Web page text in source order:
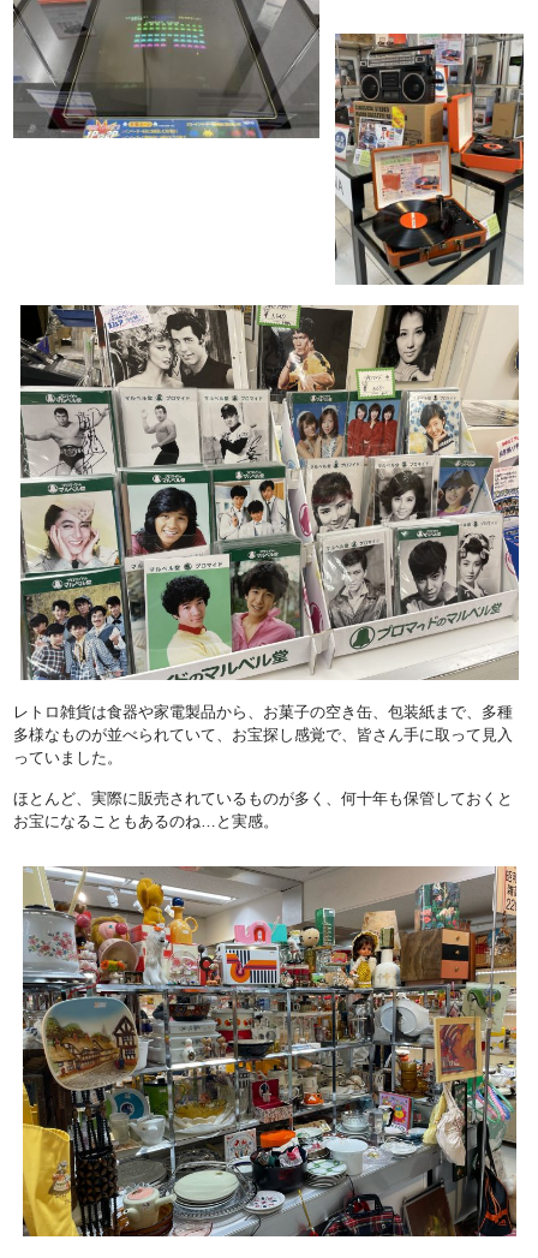
レトロ雑貨は食器や家電製品から、お菓子の空き缶、包装紙まで、多種
多様なものが並べられていて、お宝探し感覚で、皆さん手に取って見入
っていました。
ほとんど、実際に販売されているものが多く、何十年も保管しておくと
お宝になることもあるのね…と実感。